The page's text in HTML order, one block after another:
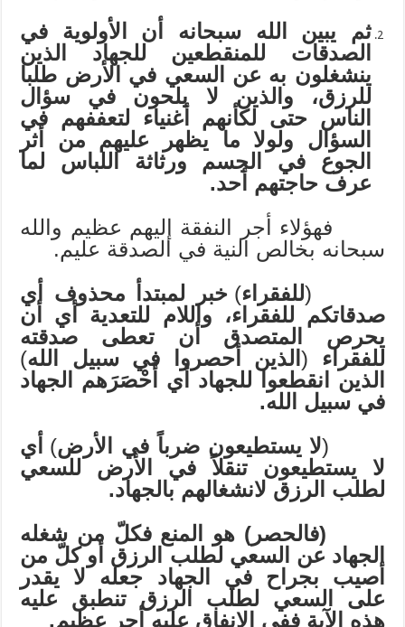
ثم يبين الله سبحانه أن الأولوية في
الصدقات للمنقطعين للجهاد الذين
ينشغلون به عن السعي في الأرض طلبا
للرزق، والذين لا يلحون في سؤال
الناس حتى لكأنهم أغنياء لتعففهم في
السؤال ولولا ما يظهر عليهم من أثر
الجوع في الجسم ورثاثة اللباس لما
عرف حاجتهم أحد.
فهؤلاء أجر النفقة إليهم عظيم والله
سبحانه بخالص النية في الصدقة عليم.
(للفقراء) خبر لمبتدأ محذوف أي
صدقاتكم للفقراء، واللام للتعدية أي أن
يحرص المتصدق أن تعطى صدقته
للفقراء (الذين أحصروا في سبيل الله)
الذين انقطعوا للجهاد أي أَحْصَرَهم الجهاد
في سبيل الله.
(لا يستطيعون ضرباً في الأرض) أي
لا يستطيعون تنقلاً في الأرض للسعي
لطلب الرزق لانشغالهم بالجهاد.
(فالحصر) هو المنع فكلّ من شغله
الجهاد عن السعي لطلب الرزق أو كلّ من
أصيب بجراح في الجهاد جعله لا يقدر
على السعي لطلب الرزق تنطبق عليه
هذه الآية ففي الإنفاق عليه أجر عظيم.